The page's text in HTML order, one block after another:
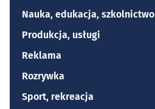
Nauka, edukacja, szkolnictwo
Produkcja, usługi
Reklama
Rozrywka
Sport, rekreacja